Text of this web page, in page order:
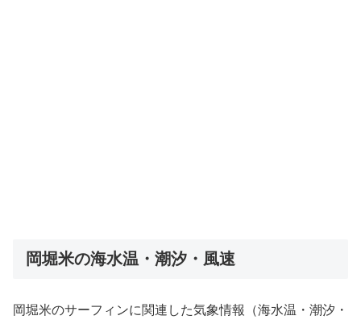
岡堀米の海水温・潮汐・風速
岡堀米のサーフィンに関連した気象情報（海水温・潮汐・